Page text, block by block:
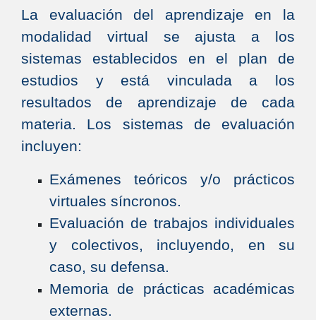
La evaluación del aprendizaje en la
modalidad virtual se ajusta a los
sistemas establecidos en el plan de
estudios y está vinculada a los
resultados de aprendizaje de cada
materia. Los sistemas de evaluación
incluyen:
Exámenes teóricos y/o prácticos
virtuales síncronos.
Evaluación de trabajos individuales
y colectivos, incluyendo, en su
caso, su defensa.
Memoria de prácticas académicas
externas.